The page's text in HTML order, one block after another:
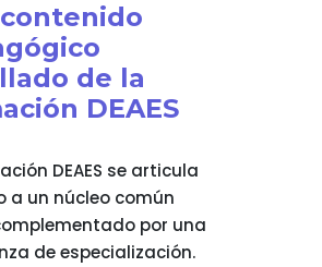
de la
DEAES
DEAES se articula
a un núcleo común
por una
de especialización.